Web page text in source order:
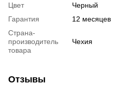
Цвет
Черный
Гарантия
12 месяцев
Страна-
производитель
товара
Чехия
Отзывы